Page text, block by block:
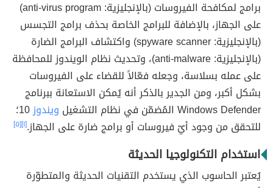
برامج لمكافحة الفيروسات (بالإنجليزية: anti-virus program)
على الجهاز، بالإضافة للبرامج الخاصة بحذف برامج التجسس
(بالإنجليزية: spyware scanner) واكتشاف البرامج الضارة
(بالإنجليزية: anti-malware)، وتحديث نظام الويندوز للمحافظة
على عمله بسلاسة، وجعله فعّالاً للقضاء على الفيروسات
بشكل أكبر، ومن الجدير بالذكر أنه يُمكن الاستعانة ببرنامج
Windows Defender المُضمّن في نظام التشغيل
ويندوز
10؛
للتحقق من وجود أيّ فيروسات أو برامج ضارة على الجهاز.[١] [٥]
استخدام التكنولوجيا الحديثة
يُعتبر الحاسوب الذي يستخدم التقنيات الحديثة والمتطوّرة